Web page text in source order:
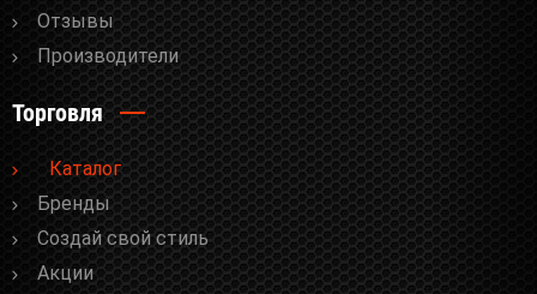
Отзывы
Производители
Торговля
Каталог
Бренды
Cоздай свой стиль
Акции